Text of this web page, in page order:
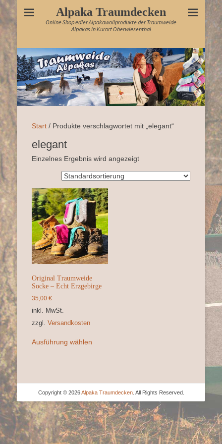
Alpaka Traumdecken
Online Shop edler Alpakawollprodukte der Traumweide
Alpakas in Kurort Oberwiesenthal
Start / Produkte verschlagwortet mit „elegant“
elegant
Einzelnes Ergebnis wird angezeigt
Original Traumweide
Socke – Echt Erzgebirge
35,00 €
inkl. MwSt.
zzgl. Versandkosten
Ausführung wählen
Die
Optionen
können
auf
der
Copyright © 2026Alpaka Traumdecken. All Rights Reserved.